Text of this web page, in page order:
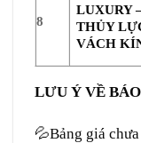
8
LUXURY
THỦY
VÁCH
LƯU Ý VỀ
💦Bảng giá